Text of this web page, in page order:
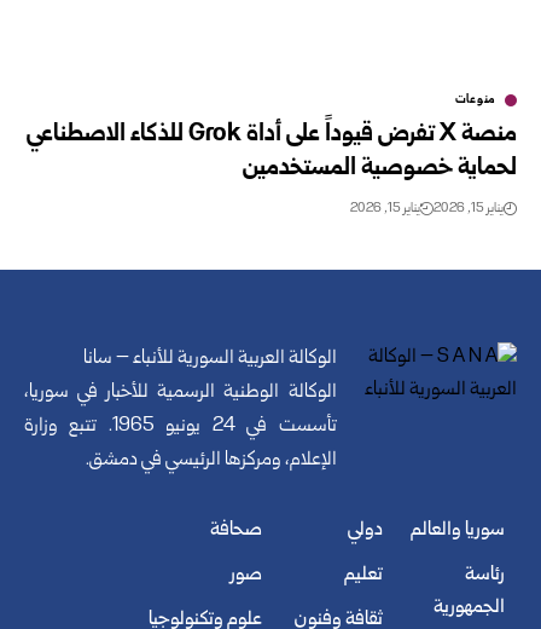
منوعات
منصة X تفرض قيوداً على أداة Grok للذكاء الاصطناعي
لحماية خصوصية المستخدمين
يناير 15, 2026 يناير 15, 2026
الوكالة العربية السورية للأنباء – سانا
الوكالة الوطنية الرسمية للأخبار في سوريا،
تأسست في 24 يونيو 1965. تتبع وزارة
الإعلام، ومركزها الرئيسي في دمشق.
سوريا والعالم
رئاسة
الجمهورية
دولي
تعليم
ثقافة وفنون
صحافة
صور
علوم وتكنولوجيا